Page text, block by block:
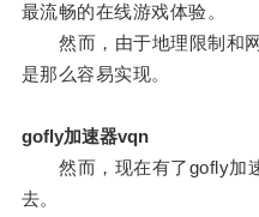
最流畅的在线游戏体验。
然而，由于地理限制和网
是那么容易实现。
gofly加速器vqn
然而，现在有了gofly加速
去。